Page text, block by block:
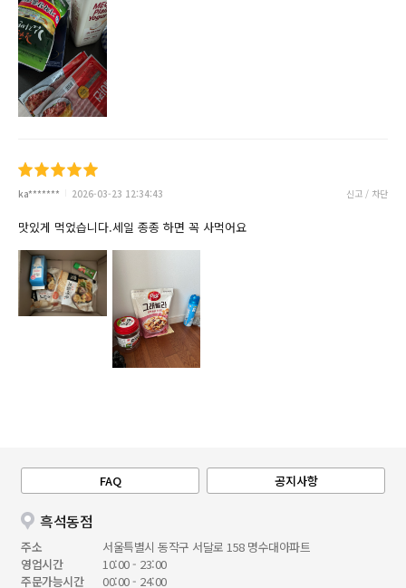
ka******* 2026-03-23 12:34:43 신고 / 차단
맛있게 먹었습니다.세일 종종 하면 꼭 사먹어요
FAQ 공지사항
흑석동점
주소
서울특별시 동작구 서달로 158 명수대아파트
영업시간
10:00 - 23:00
주문가능시간
00:00 - 24:00